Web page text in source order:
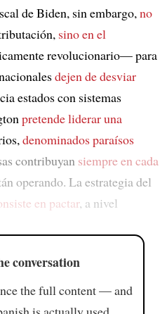
de Biden, sin embargo,no
sino en el
revolucionario— para
dejen de desviar
estados con sistemas
pretende liderar una
denominados paraísos
contribuyan siempre en cada
operando. La estrategia del
en pactar, a nivel
conversation
the full content — and